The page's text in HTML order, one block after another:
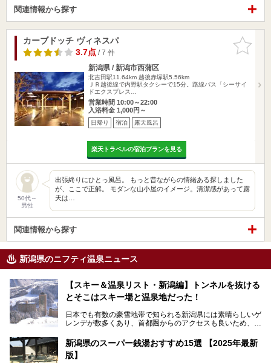
関連情報から探す
お気に入
りに追加
カーブドッチ ヴィネスパ
3.7点/ 7 件
新潟県 / 新潟市西蒲区
北吉田駅11.64km 越後赤塚駅5.56km
ＪＲ越後線で内野駅タクシーで15分。路線バス「シーサイ
ドエクスプレス…
営業時間 10:00～22:00
入浴料金 1,000円～
日帰り 宿泊 露天風呂
楽天トラベルの宿泊プランを見る
50代～
男性
出張終りにひとっ風呂。 もっと昔ながらの情緒ある探しました
が、ここで正解。 モダンな山小屋のイメージ。清潔感があって露
天は…
関連情報から探す
新潟県のニフティ温泉ニュース
【スキー＆温泉リスト・新潟編】トンネルを抜ける
とそこはスキー場と温泉地だった！
日本でも有数の豪雪地帯で知られる新潟県には素晴らしいゲ
レンデが数多くあり、首都圏からのアクセスも良いため、関
た全域にわたって月岡、赤倉、松之山、燕、妙高、岩室など
など、古くは文豪にも愛された歴史ある老舗温泉地が多いこ
とで知られています。
新潟県のスーパー銭湯おすすめ15選 【2025年最新
版】